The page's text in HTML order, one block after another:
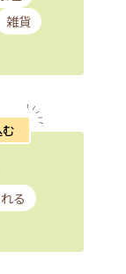
雑貨
る